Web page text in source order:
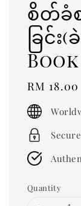
စိတ်ခံ
ခြင်း
Book
Regular
price
RM 18.00
Quantity